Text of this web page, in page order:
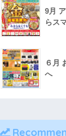
9月
らス
６月
へ